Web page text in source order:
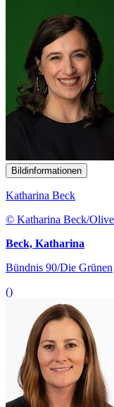
Bildinformationen
Katharina Beck
© Katharina Beck/
Beck, Katharina
Bündnis 90/Die Grünen
()